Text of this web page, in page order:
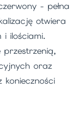
- pełna
otwiera
i ilościami.
przestrzenią,
oraz
konieczności